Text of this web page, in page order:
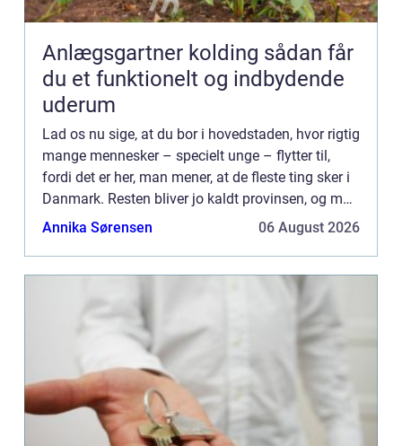
Anlægsgartner kolding sådan får
du et funktionelt og indbydende
uderum
Lad os nu sige, at du bor i hovedstaden, hvor rigtig
mange mennesker – specielt unge – flytter til,
fordi det er her, man mener, at de fleste ting sker i
Danmark. Resten bliver jo kaldt provinsen, og man
kan måske huske ens barndomsgade og -by fra
Annika Sørensen 06 August 2026